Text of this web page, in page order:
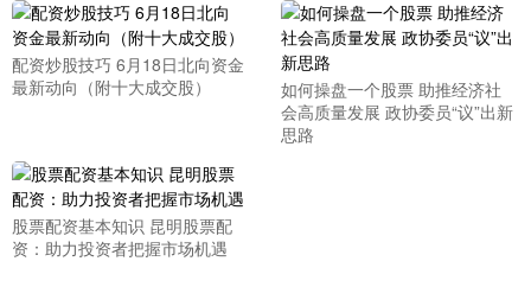
配资炒股技巧 6月18日北向资金
最新动向（附十大成交股）
如何操盘一个股票 助推经济社
会高质量发展 政协委员“议”出新
思路
股票配资基本知识 昆明股票配
资：助力投资者把握市场机遇